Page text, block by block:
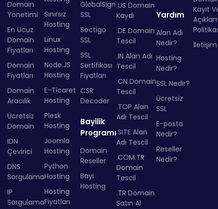
Domain
Yönetimi
En Ucuz
Domain
Fiyatları
Domain
Fiyatları
Domain
Aracılık
Ücretsiz
Domain
IDN
Çevirici
DNS
Sorgulama
IP
Sorgulama
Sınırsız
Hosting
Linux
Hosting
Node.JS
Hosting
E-Ticaret
Hosting
Plesk
Hosting
Joomla
Hosting
Python
Hosting
Hosting
Fiyatları
GlobalSign
SSL
Sectigo
SSL
SSL
Sertifikası
Fiyatları
CSR
Decoder
Bayilik
Programı
Domain
Reseller
Bayi
Hosting
.US Domain
Kaydı
.DE Domain
Tescil
.IN Alan Adı
Tescil
.CN Domain
Tescil
.TOP Alan
Adı Tescil
.SITE Alan
Adı Tescil
.COM.TR
Domain
Tescil
.TR Domain
Satın Al
Yardım
Alan Adı
Nedir?
Hosting
Nedir?
SSL Nedir?
Ücretsiz
SSL
E-posta
Nedir?
Reseller
Nedir?
Kayıt
İletişim